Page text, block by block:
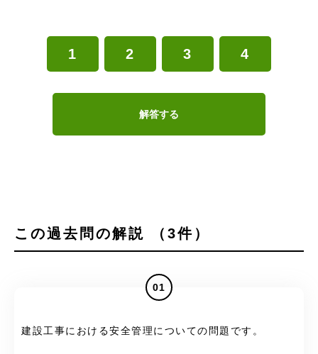
1 2 3 4
解答する
この過去問の解説 （3件）
01
建設工事における安全管理についての問題です。